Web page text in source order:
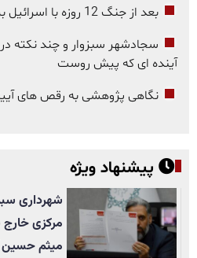
بعد از جنگ 12 روزه با اسرائیل برای ایران چه بخواهیم؟
سجادشهر سبزوار و چند نکته
آینده ای که پیش روست
نگاهی پژوهشی به رقص های
پیشنهاد ویژه
شهرداری
مرکزی
میثم حسین